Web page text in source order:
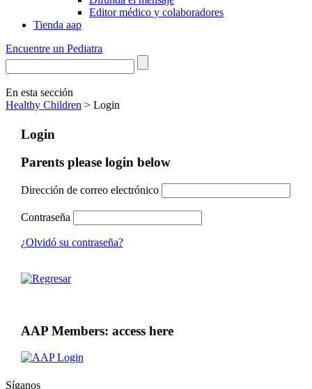
Editor médico y colaboradores
Tienda aap
Encuentre un Pediatra
En esta sección
Healthy Children > Login
Login
Parents please login below
Dirección de correo electrónico
Contraseña
¿Olvidó su contraseña?
AAP Members: access here
Síganos